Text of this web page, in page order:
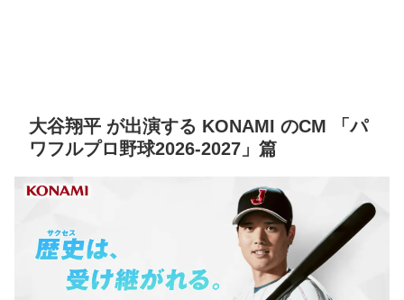
大谷翔平 が出演する KONAMI のCM 「パ
ワフルプロ野球2026-2027」篇